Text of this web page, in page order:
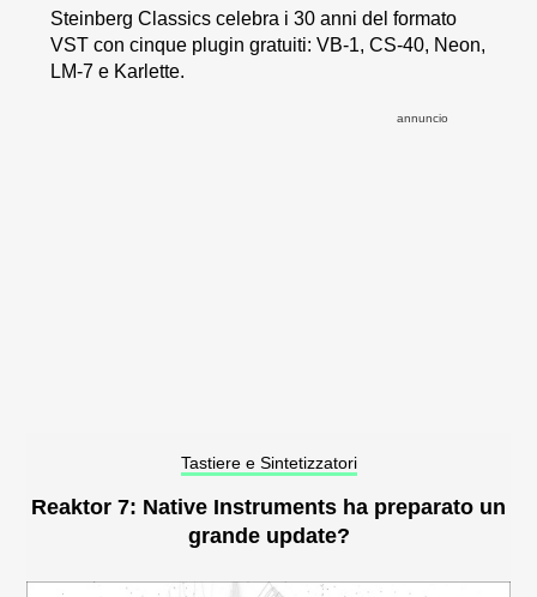
Steinberg Classics celebra i 30 anni del formato
VST con cinque plugin gratuiti: VB-1, CS-40, Neon,
LM-7 e Karlette.
annuncio
Tastiere e Sintetizzatori
Reaktor 7: Native Instruments ha preparato un
grande update?